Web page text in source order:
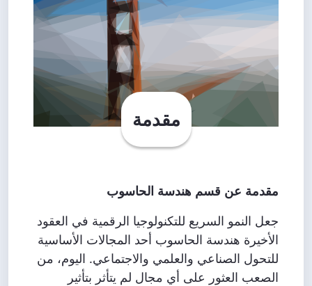
مقدمة
مقدمة عن قسم هندسة الحاسوب
جعل النمو السريع للتكنولوجيا الرقمية في العقود
الأخيرة هندسة الحاسوب أحد المجالات الأساسية
للتحول الصناعي والعلمي والاجتماعي. اليوم، من
الصعب العثور على أي مجال لم يتأثر بتأثير